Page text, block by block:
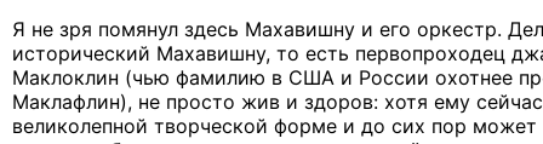
Я не зря помянул здесь Махавишну и его оркестр.
исторический Махавишну, то есть первопроходец
Маклоклин (чью фамилию в США и России охотнее
Маклафлин), не просто жив и здоров: хотя ему
великолепной творческой форме и до сих пор может